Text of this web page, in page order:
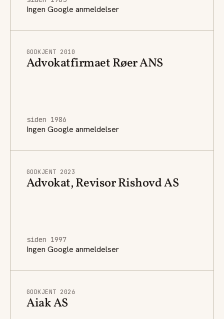
Ingen Google anmeldelser
GODKJENT 2010
Advokatfirmaet Røer ANS
siden 1986
Ingen Google anmeldelser
GODKJENT 2023
Advokat, Revisor Rishovd AS
siden 1997
Ingen Google anmeldelser
GODKJENT 2026
Aiak AS